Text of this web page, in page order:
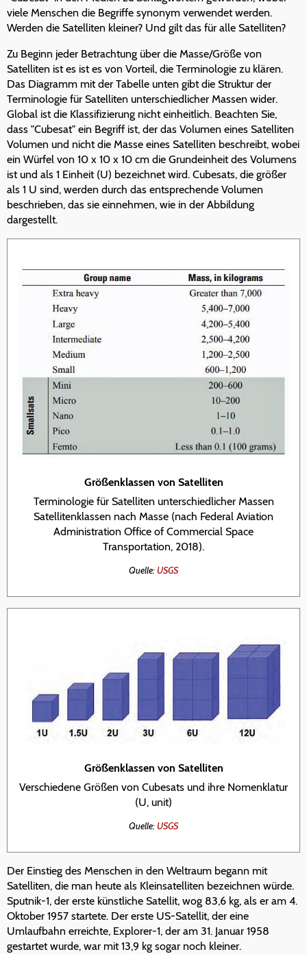
viele Menschen die Begriffe synonym verwendet werden.
Werden die Satelliten kleiner? Und gilt das für alle Satelliten?
Zu Beginn jeder Betrachtung über die Masse/Größe von
Satelliten ist es ist es von Vorteil, die Terminologie zu klären.
Das Diagramm mit der Tabelle unten gibt die Struktur der
Terminologie für Satelliten unterschiedlicher Massen wider.
Global ist die Klassifizierung nicht einheitlich. Beachten Sie,
dass "Cubesat" ein Begriff ist, der das Volumen eines Satelliten
Volumen und nicht die Masse eines Satelliten beschreibt, wobei
ein Würfel von 10 x 10 x 10 cm die Grundeinheit des Volumens
ist und als 1 Einheit (U) bezeichnet wird. Cubesats, die größer
als 1 U sind, werden durch das entsprechende Volumen
beschrieben, das sie einnehmen, wie in der Abbildung
dargestellt.
Größenklassen von Satelliten
Terminologie für Satelliten unterschiedlicher Massen
Satellitenklassen nach Masse (nach Federal Aviation
Administration Office of Commercial Space
Transportation, 2018).
Quelle: USGS
Größenklassen von Satelliten
Verschiedene Größen von Cubesats und ihre Nomenklatur
(U, unit)
Quelle: USGS
Der Einstieg des Menschen in den Weltraum begann mit
Satelliten, die man heute als Kleinsatelliten bezeichnen würde.
Sputnik-1, der erste künstliche Satellit, wog 83,6 kg, als er am 4.
Oktober 1957 startete. Der erste US-Satellit, der eine
Umlaufbahn erreichte, Explorer-1, der am 31. Januar 1958
gestartet wurde, war mit 13,9 kg sogar noch kleiner.